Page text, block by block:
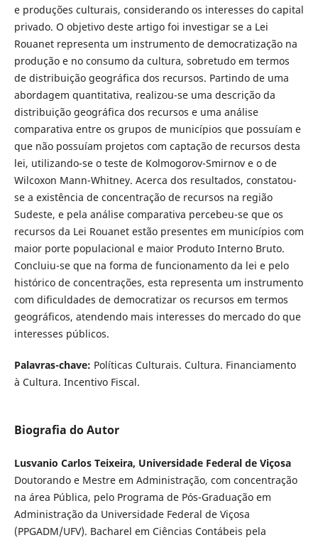
e produções culturais, considerando os interesses do capital
privado. O objetivo deste artigo foi investigar se a Lei
Rouanet representa um instrumento de democratização na
produção e no consumo da cultura, sobretudo em termos
de distribuição geográfica dos recursos. Partindo de uma
abordagem quantitativa, realizou-se uma descrição da
distribuição geográfica dos recursos e uma análise
comparativa entre os grupos de municípios que possuíam e
que não possuíam projetos com captação de recursos desta
lei, utilizando-se o teste de Kolmogorov-Smirnov e o de
Wilcoxon Mann-Whitney. Acerca dos resultados, constatou-
se a existência de concentração de recursos na região
Sudeste, e pela análise comparativa percebeu-se que os
recursos da Lei Rouanet estão presentes em municípios com
maior porte populacional e maior Produto Interno Bruto.
Concluiu-se que na forma de funcionamento da lei e pelo
histórico de concentrações, esta representa um instrumento
com dificuldades de democratizar os recursos em termos
geográficos, atendendo mais interesses do mercado do que
interesses públicos.
Palavras-chave: Políticas Culturais. Cultura. Financiamento
à Cultura. Incentivo Fiscal.
Biografia do Autor
Lusvanio Carlos Teixeira, Universidade Federal de Viçosa
Doutorando e Mestre em Administração, com concentração
na área Pública, pelo Programa de Pós-Graduação em
Administração da Universidade Federal de Viçosa
(PPGADM/UFV). Bacharel em Ciências Contábeis pela